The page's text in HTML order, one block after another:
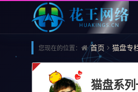
您现在的位置： 首页 猫盘专
猫盘系